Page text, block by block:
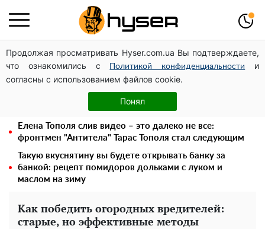
Продолжая просматривать Hyser.com.ua Вы подтверждаете,
что ознакомились с
Политикой конфиденциальности
и
согласны с использованием файлов cookie.
Понял
Дроны с наценкой: Александр Конотопский вывел
миллионы оборонного бюджета через фиктивную
фирму в Эстонии
Голая Елена Тополя в интересных позах заставила
отвисать челюсти: слив видео – было только началом
Елена Тополя слив видео – это далеко не все:
фронтмен "Антитела" Тарас Тополя стал следующим
Такую вкуснятину вы будете открывать банку за
банкой: рецепт помидоров дольками с луком и
маслом на зиму
Как победить огородных вредителей:
старые, но эффективные методы